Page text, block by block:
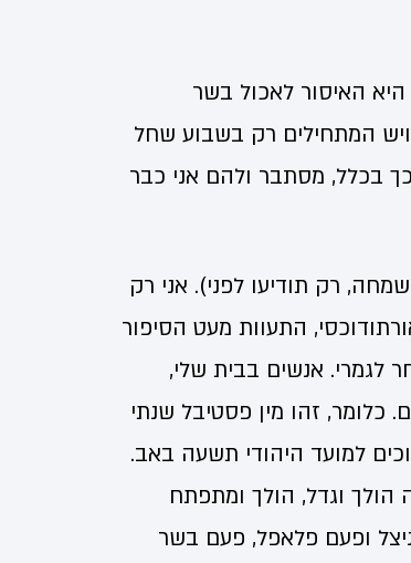
האיסור לאכול בשר
המתחילים רק בשבוע שחל
בכלל, מסתבר ולהם אני כבר
רק תודיעו לפני). אני רק
התעוות מעט הסיפור
לגמרי. אנשים בבית שלי,
זהו מין פסטיבל שנתי
למועד היהודי תשעה באב.
הולך וגדל, הולך ומתפתח
ופעם פלאפל, פעם בשר